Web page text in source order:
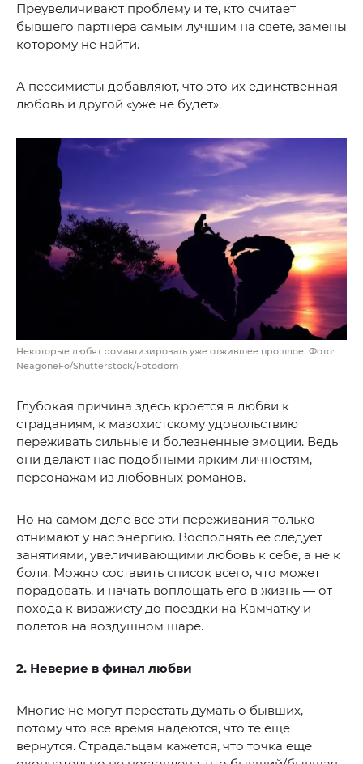
Преувеличивают проблему и те, кто считает
бывшего партнера самым лучшим на свете, замены
которому не найти.
А пессимисты добавляют, что это их единственная
любовь и другой «уже не будет».
Некоторые любят романтизировать уже отжившее прошлое. Фото:
NeagoneFo/Shutterstock/Fotodom
Глубокая причина здесь кроется в любви к
страданиям, к мазохистскому удовольствию
переживать сильные и болезненные эмоции. Ведь
они делают нас подобными ярким личностям,
персонажам из любовных романов.
Но на самом деле все эти переживания только
отнимают у нас энергию. Восполнять ее следует
занятиями, увеличивающими любовь к себе, а не к
боли. Можно составить список всего, что может
порадовать, и начать воплощать его в жизнь — от
похода к визажисту до поездки на Камчатку и
полетов на воздушном шаре.
2. Неверие в финал любви
Многие не могут перестать думать о бывших,
потому что все время надеются, что те еще
вернутся. Страдальцам кажется, что точка еще